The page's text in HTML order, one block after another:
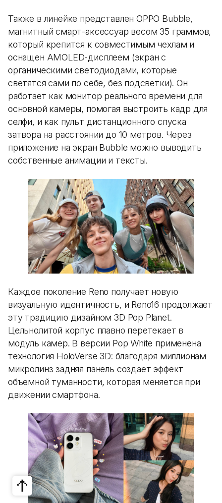
Также в линейке представлен OPPO Bubble,
магнитный смарт-аксессуар весом 35 граммов,
который крепится к совместимым чехлам и
оснащен AMOLED-дисплеем (экран с
органическими светодиодами, которые
светятся сами по себе, без подсветки). Он
работает как монитор реального времени для
основной камеры, помогая выстроить кадр для
селфи, и как пульт дистанционного спуска
затвора на расстоянии до 10 метров. Через
приложение на экран Bubble можно выводить
собственные анимации и тексты.
Каждое поколение Reno получает новую
визуальную идентичность, и Reno16 продолжает
эту традицию дизайном 3D Pop Planet.
Цельнолитой корпус плавно перетекает в
модуль камер. В версии Pop White применена
технология HoloVerse 3D: благодаря миллионам
микролинз задняя панель создает эффект
объемной туманности, которая меняется при
движении смартфона.